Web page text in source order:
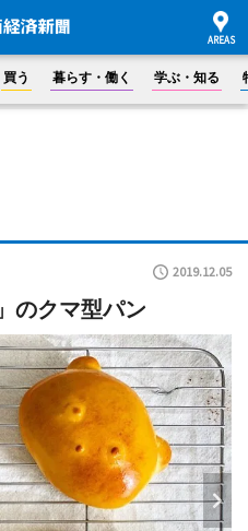
買う 暮らす・働く 学ぶ・知る
2019.12.05
のクマ型パン